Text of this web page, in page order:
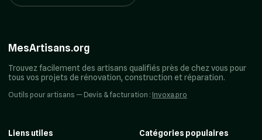
MesArtisans.org
Trouvez facilement des artisans qualifiés près de chez vous pour
tous vos projets de rénovation, construction et réparation.
Outils pour artisans — Devis & facturation : Invoxa.pro
Liens utiles
Catégories populaires